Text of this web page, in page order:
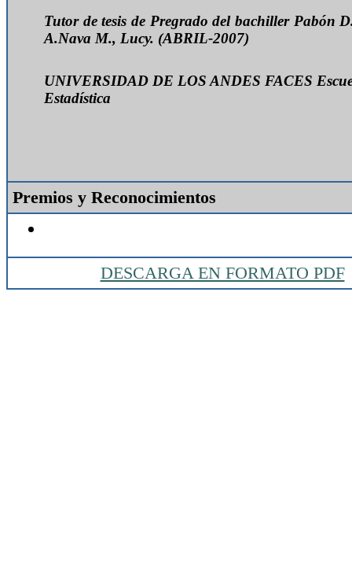
Tutor de tesis de Pregrado del bachiller Pabón
A.Nava M., Lucy. (ABRIL-2007)
UNIVERSIDAD DE LOS ANDES FACES
Estadística
Premios y Reconocimientos
DESCARGA EN FORMATO PDF